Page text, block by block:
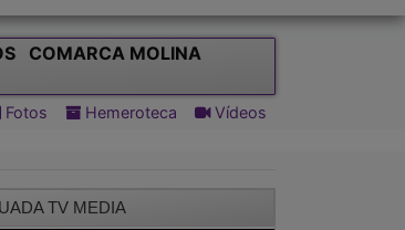
COMARCA MOLINA
Fotos Hemeroteca Vídeos
TV MEDIA